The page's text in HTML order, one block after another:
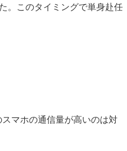
。このタイミングで単身赴任
マホの通信量が高いのは対